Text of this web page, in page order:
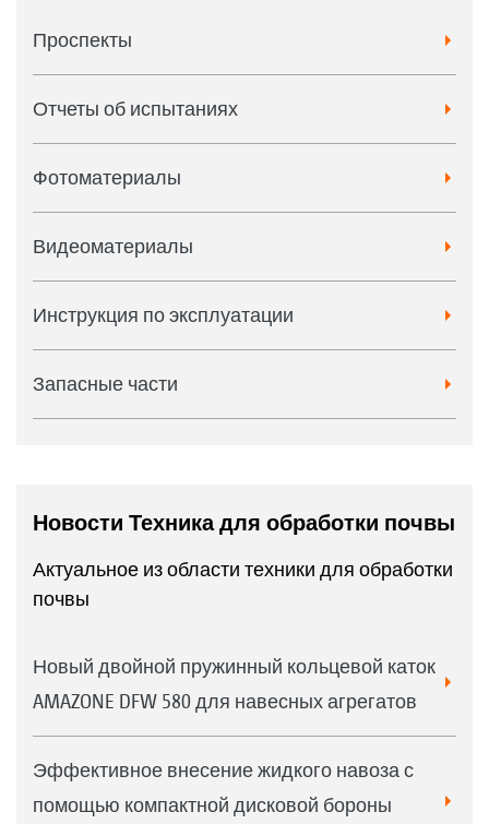
Проспекты
Отчеты об испытаниях
Фотоматериалы
Видеоматериалы
Инструкция по эксплуатации
Запасные части
Новости Техника для обработки почвы
Актуальное из области техники для обработки
почвы
Новый двойной пружинный кольцевой каток
AMAZONE DFW 580 для навесных агрегатов
Эффективное внесение жидкого навоза с
помощью компактной дисковой бороны